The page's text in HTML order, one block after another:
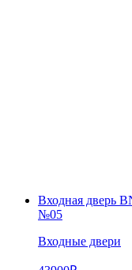
Входная дверь
№05
Входные двери